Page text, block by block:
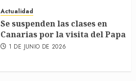
Actualidad
Se suspenden las clases en
Canarias por la visita del Papa
1 DE JUNIO DE 2026